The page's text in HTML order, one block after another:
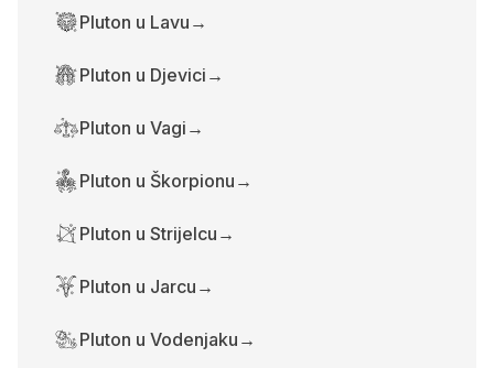
Pluton u Lavu →
Pluton u Djevici →
Pluton u Vagi →
Pluton u Škorpionu →
Pluton u Strijelcu →
Pluton u Jarcu →
Pluton u Vodenjaku →